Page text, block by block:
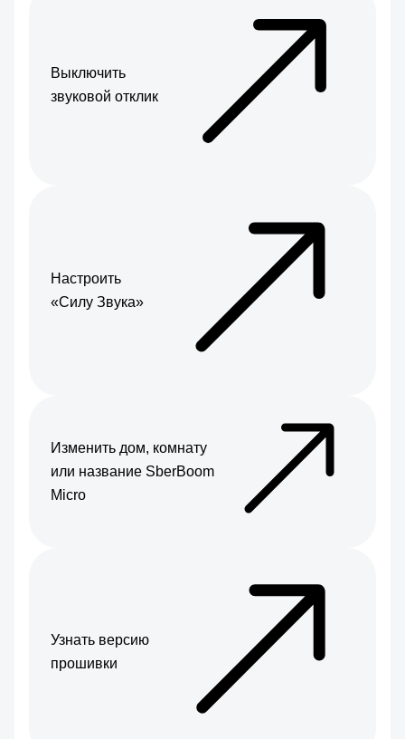
Выключить
звуковой отклик
Настроить
«Силу Звука»
Изменить дом, комнату
или название SberBoom
Micro
Узнать версию
прошивки